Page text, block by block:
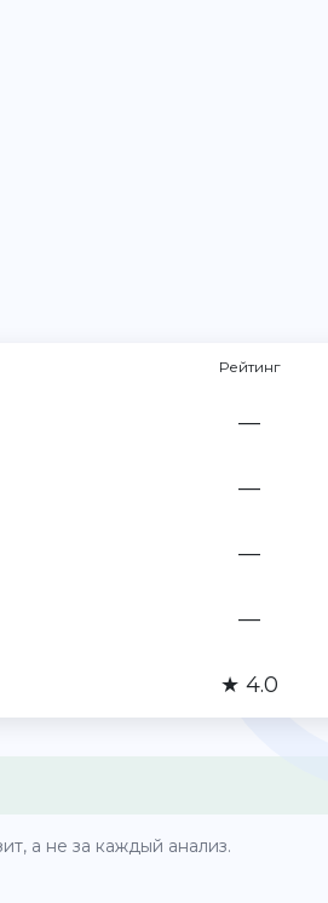
Рейтинг
—
—
—
—
★ 4.0
а не за каждый анализ.